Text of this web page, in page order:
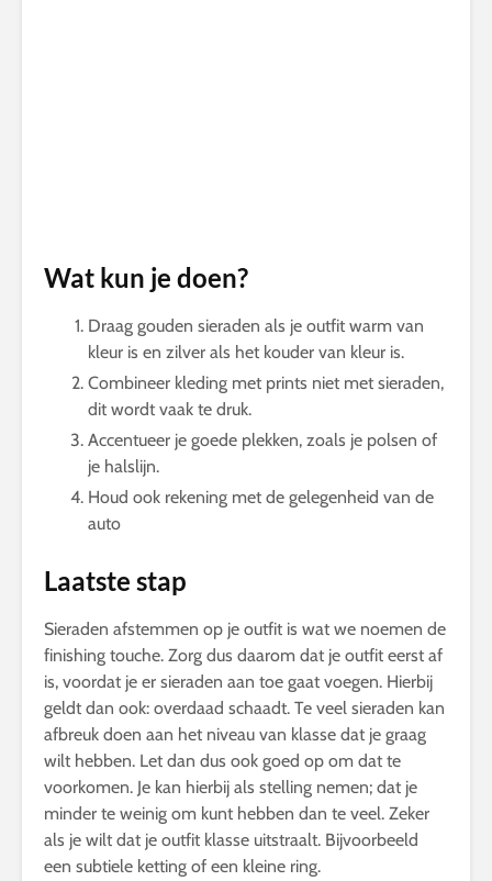
Wat kun je doen?
Draag gouden sieraden als je outfit warm van
kleur is en zilver als het kouder van kleur is.
Combineer kleding met prints niet met sieraden,
dit wordt vaak te druk.
Accentueer je goede plekken, zoals je polsen of
je halslijn.
Houd ook rekening met de gelegenheid van de
auto
Laatste stap
Sieraden afstemmen op je outfit is wat we noemen de
finishing touche. Zorg dus daarom dat je outfit eerst af
is, voordat je er sieraden aan toe gaat voegen. Hierbij
geldt dan ook: overdaad schaadt. Te veel sieraden kan
afbreuk doen aan het niveau van klasse dat je graag
wilt hebben. Let dan dus ook goed op om dat te
voorkomen. Je kan hierbij als stelling nemen; dat je
minder te weinig om kunt hebben dan te veel. Zeker
als je wilt dat je outfit klasse uitstraalt. Bijvoorbeeld
een subtiele ketting of een kleine ring.